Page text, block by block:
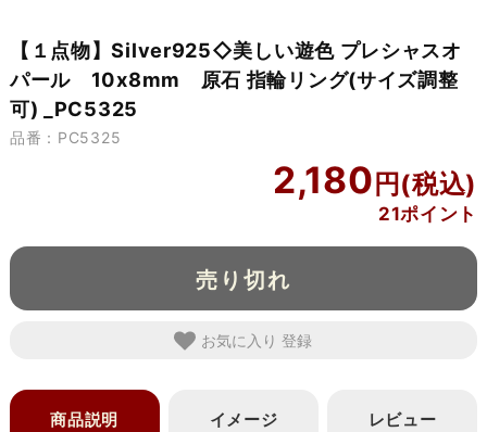
【１点物】Silver925◇美しい遊色 プレシャスオ
パール 10x8mm 原石 指輪リング(サイズ調整
可) _PC5325
品番：PC5325
2,180
21ポイント
売り切れ
お気に入り
商品説明 イメージ レビュー